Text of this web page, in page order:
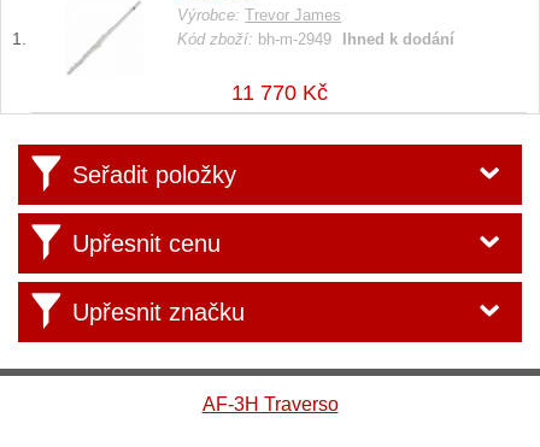
Výrobce:
Trevor James
Kód zboží: bh-m-2949 Ihned k dodání
11 770 Kč
Seřadit položky
Upřesnit cenu
Upřesnit značku
AF-3H Traverso